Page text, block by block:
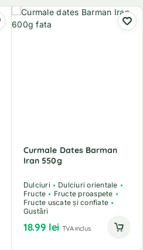
Curmale Dates Barman
Iran 550g
Dulciuri
Dulciuri orientale
Fructe
Fructe proaspete
Fructe uscate și confiate
Gustări
18.99 lei TVA inclus